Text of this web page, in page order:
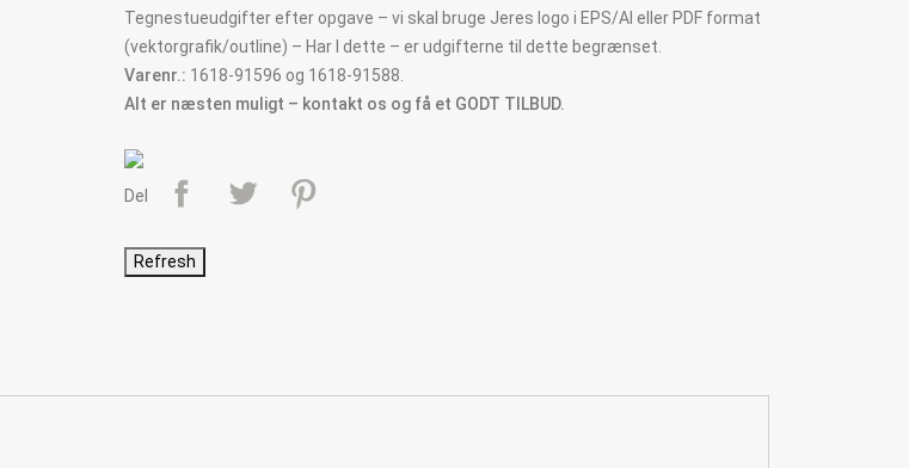
Tegnestueudgifter efter opgave – vi skal bruge Jeres logo i EPS/AI eller PDF format
(vektorgrafik/outline) – Har I dette – er udgifterne til dette begrænset.
Varenr.: 1618-91596 og 1618-91588.
Alt er næsten muligt – kontakt os og få et GODT TILBUD.
Del